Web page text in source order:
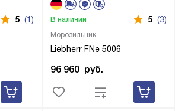
5 (1)
Морозильник
Liebherr FNe 5006
В наличии 5 (3)
96 960 руб.